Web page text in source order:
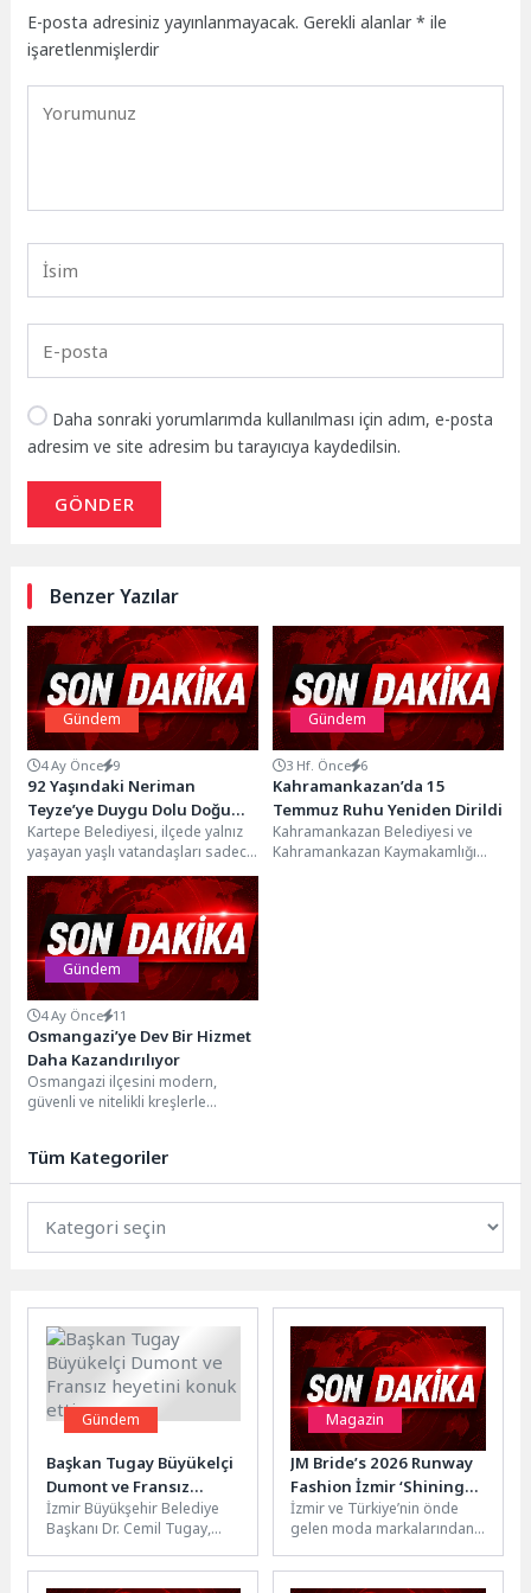
E-posta adresiniz yayınlanmayacak. Gerekli alanlar* ile
işaretlenmişlerdir
Daha sonraki yorumlarımda kullanılması için adım, e-posta
adresim ve site adresim bu tarayıcıya kaydedilsin.
GÖNDER
Benzer Yazılar
Gündem
4 Ay Önce 9
92 Yaşındaki Neriman
Teyze’ye Duygu Dolu Doğum
Günü Sürprizi
Kartepe Belediyesi, ilçede yalnız
yaşayan yaşlı vatandaşları sadece
ihtiyaç anlarında değil, hayatın en
özel anlarında...
Gündem
3 Hf. Önce 6
Kahramankazan’da 15
Temmuz Ruhu Yeniden Dirildi
Kahramankazan Belediyesi ve
Kahramankazan Kaymakamlığı
Gündem
4 Ay Önce 11
Osmangazi’ye Dev Bir Hizmet
Daha Kazandırılıyor
Osmangazi ilçesini modern,
güvenli ve nitelikli kreşlerle
Tüm Kategoriler
Gündem
Başkan Tugay Büyükelçi
Dumont ve Fransız
heyetini konuk etti
İzmir Büyükşehir Belediye
Başkanı Dr. Cemil Tugay,
Büyükelçisi Isabelle Dumont,
İstanbul Başkonsolosu
Magazin
JM Bride’s 2026 Runway
Fashion İzmir ‘Shining
Dreams’ Koleksiyonu ile
Moda Dünyasına
Büyüleyici Bir Dokunuş
İzmir ve Türkiye’nin önde
gelen moda markalarından
“Shining Dreams”
koleksiyonunu Runway...